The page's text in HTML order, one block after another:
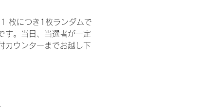
枚につき1枚ランダムで
す。当日、当選者が一定
カウンターまでお越し下